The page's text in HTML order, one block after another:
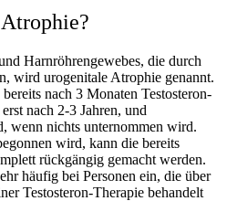
Harnröhrengewebes, die durch
wird urogenitale Atrophie genannt.
nach 3 Monaten Testosteron-
nach 2-3 Jahren, und
wenn nichts unternommen wird.
wird, kann die bereits
rückgängig gemacht werden.
häufig bei Personen ein, die über
Testosteron-Therapie behandelt